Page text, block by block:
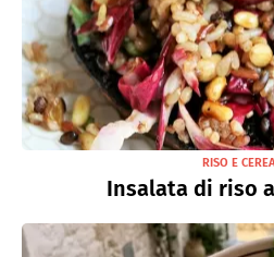
RISO E
Insalata di riso